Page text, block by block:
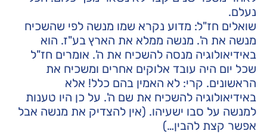
נעלם.
שואלים חז"ל: מדוע נקרא שמו מנשה לפי שהשכיח
מנשה את ה'. מנשה ממלא את הארץ בע"ז. הוא
באידיאולוגיה מנסה להשכיח את ה'. אומרים חז"ל
שכל יום היה עובד אלוקים אחרים ומשכיח את
הראשונים. קרי: לא האמין בהם כלל! אלא
באידיאולוגיה להשכיח את שם ה'. על כן היו טענות
למנשה על סבו ישעיהו. (אין להצדיק את מנשה אבל
אפשר קצת להבין…)